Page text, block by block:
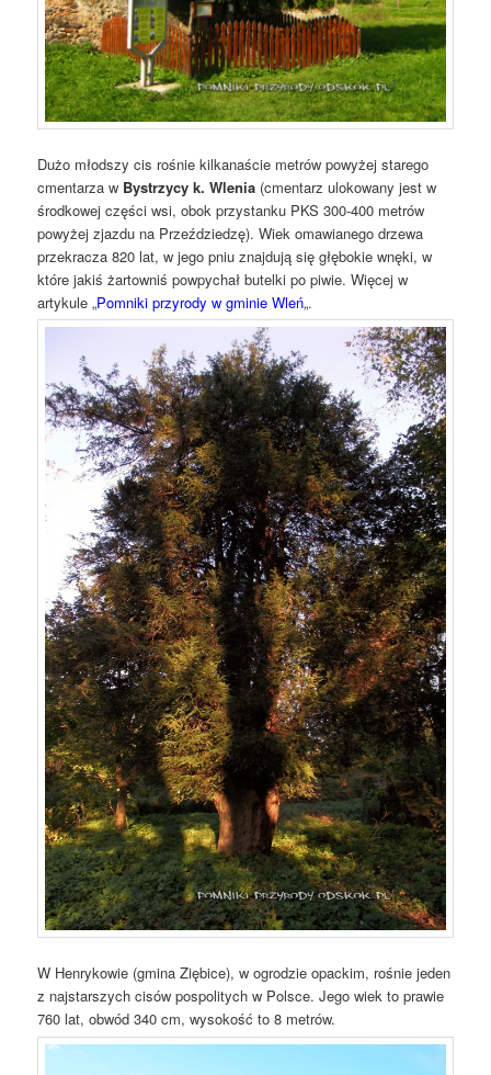
Dużo młodszy cis rośnie kilkanaście metrów powyżej starego
cmentarza w Bystrzycy k. Wlenia (cmentarz ulokowany jest w
środkowej części wsi, obok przystanku PKS 300-400 metrów
powyżej zjazdu na Przeździedzę). Wiek omawianego drzewa
przekracza 820 lat, w jego pniu znajdują się głębokie wnęki, w
które jakiś żartowniś powpychał butelki po piwie. Więcej w
artykule „Pomniki przyrody w gminie Wleń„.
W Henrykowie (gmina Ziębice), w ogrodzie opackim, rośnie jeden
z najstarszych cisów pospolitych w Polsce. Jego wiek to prawie
760 lat, obwód 340 cm, wysokość to 8 metrów.